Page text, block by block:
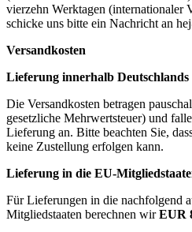
vierzehn Werktagen (internationaler
schicke uns bitte ein Nachricht an
Versandkosten
Lieferung innerhalb Deutschlands
Die Versandkosten betragen pauschal
gesetzliche Mehrwertsteuer) und
Lieferung an. Bitte beachten Sie,
keine Zustellung erfolgen kann.
Lieferung in die EU-
Für Lieferungen in die nachfolgend
Mitgliedstaaten berechnen wirEUR